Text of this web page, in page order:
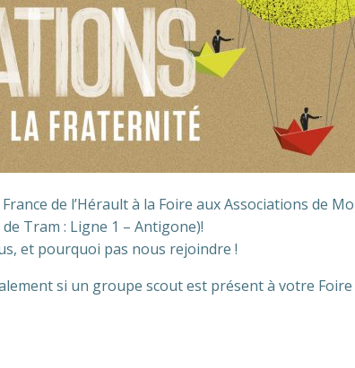
de l’Hérault à la Foire aux Associations de
Tram : Ligne 1 – Antigone)!
et pourquoi pas nous rejoindre !
si un groupe scout est présent à votre Foire